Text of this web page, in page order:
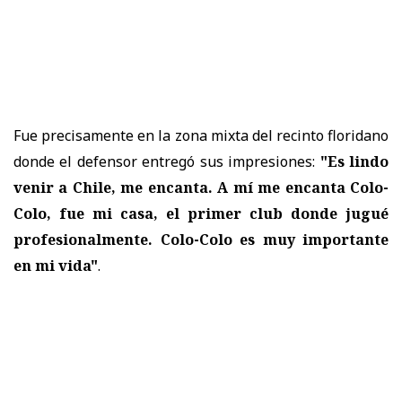
Fue precisamente en la zona mixta del recinto floridano
donde el defensor entregó sus impresiones: "Es lindo
venir a Chile, me encanta. A mí me encanta Colo-
Colo, fue mi casa, el primer club donde jugué
profesionalmente. Colo-Colo es muy importante
en mi vida".